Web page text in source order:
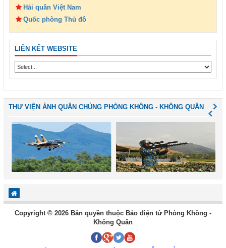
Hải quân Việt Nam
Quốc phòng Thủ đô
LIÊN KẾT WEBSITE
THƯ VIỆN ẢNH QUÂN CHỦNG PHÒNG KHÔNG - KHÔNG QUÂN
Copyright © 2026 Bản quyền thuộc Báo điện tử Phòng Không -
Không Quân